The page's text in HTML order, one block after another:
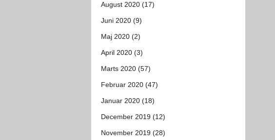
August 2020 (17)
Juni 2020 (9)
Maj 2020 (2)
April 2020 (3)
Marts 2020 (57)
Februar 2020 (47)
Januar 2020 (18)
December 2019 (12)
November 2019 (28)